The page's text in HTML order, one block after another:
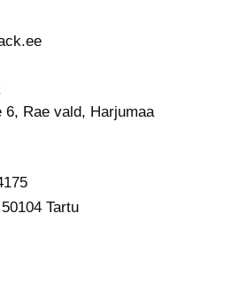
6, Rae vald, Harjumaa
Tartu